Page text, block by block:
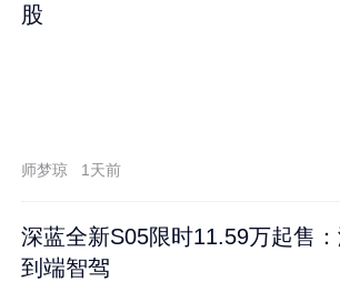
股
师梦琼 1天前
深蓝全新S05限时11.59万起售
到端智驾